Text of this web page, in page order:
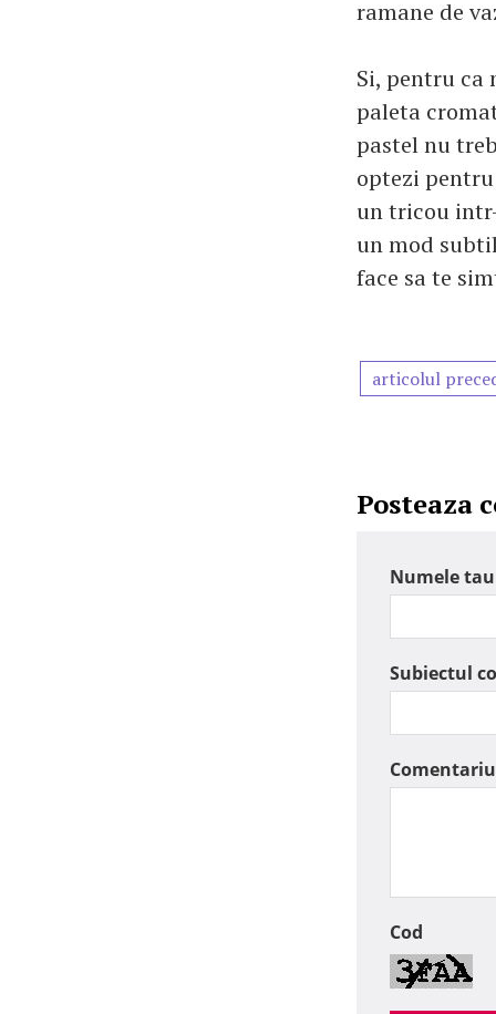
ramane de
Si, pentru ca
paleta
pastel nu
optezi
un tricou
un mod
face sa te
articolul
Posteaza
Numele tau
Subiectul
Cod